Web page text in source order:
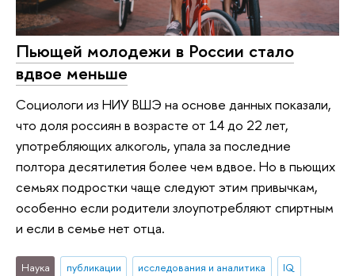
Пьющей молодежи в России стало
вдвое меньше
Социологи из НИУ ВШЭ на основе данных показали,
что доля россиян в возрасте от 14 до 22 лет,
употребляющих алкоголь, упала за последние
полтора десятилетия более чем вдвое. Но в пьющих
семьях подростки чаще следуют этим привычкам,
особенно если родители злоупотребляют спиртным
и если в семье нет отца.
Наука публикации исследования и аналитика
IQ